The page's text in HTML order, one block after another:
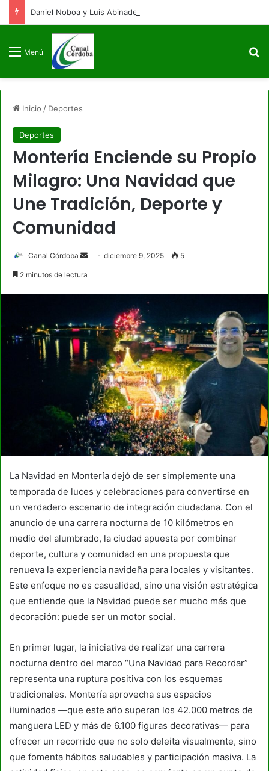
Menú
Inicio / Deportes
Deportes
Montería Enciende su Propio
Milagro: Una Navidad que
Une Tradición, Deporte y
Comunidad
Canal Córdoba
Senddiciembre 9, 2025 5
2 minutos de lectura
La Navidad en Montería dejó de ser simplemente una
temporada de luces y celebraciones para convertirse en
un verdadero escenario de integración ciudadana. Con el
anuncio de una carrera nocturna de 10 kilómetros en
medio del alumbrado, la ciudad apuesta por combinar
deporte, cultura y comunidad en una propuesta que
renueva la experiencia navideña para locales y visitantes.
Este enfoque no es casualidad, sino una visión estratégica
que entiende que la Navidad puede ser mucho más que
decoración: puede ser un motor social.
En primer lugar, la iniciativa de realizar una carrera
nocturna dentro del marco “Una Navidad para Recordar”
representa una ruptura positiva con los esquemas
tradicionales. Montería aprovecha sus espacios
iluminados —que este año superan los 42.000 metros de
manguera LED y más de 6.100 figuras decorativas— para
ofrecer un recorrido que no solo deleita visualmente, sino
que fomenta hábitos saludables y participación masiva. La